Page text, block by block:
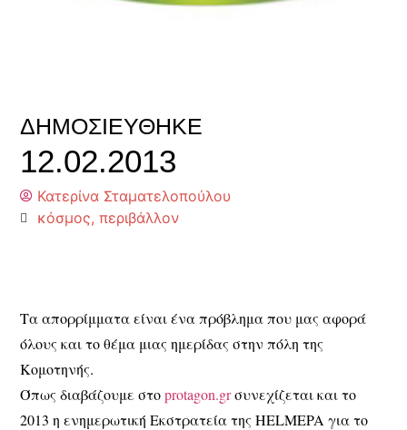
ΔΗΜΟΣΙΕΎΘΗΚΕ
12.02.2013
Κατερίνα Σταματελοπούλου
κόσμος,περιβάλλον
Τα απορρίμματα είναι ένα πρόβλημα που μας αφορά
όλους και το θέμα μιας ημερίδας στην πόλη της
Κομοτηνής.
Όπως διαβάζουμε στοprotagon.grσυνεχίζεται και το
2013 η ενημερωτική Εκστρατεία της HELMEPA για το